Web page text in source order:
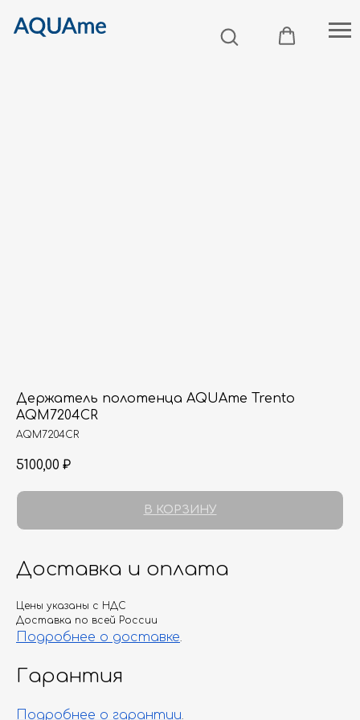
Держатель полотенца AQUAme Trento
AQM7204CR
AQM7204CR
5100,00 ₽
В КОРЗИНУ
Доставка и оплата
Цены указаны с НДС
Доставка по всей России
Подробнее о доставке.
Гарантия
Подробнее о гарантии.